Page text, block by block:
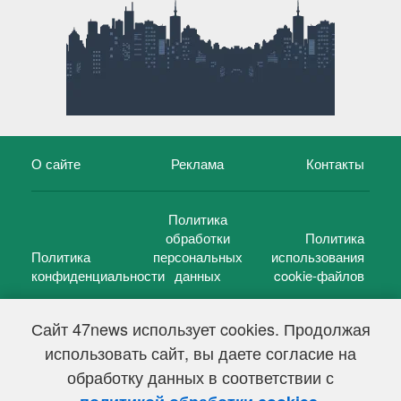
Сайт 47news использует cookies. Продолжая
использовать сайт, вы даете согласие на
обработку данных в соответствии с
О сайте Реклама Контакты
Политика
конфиденциальности
Политика
обработки
персональных
данных
Политика
использования
cookie-файлов
47 новостей (47 news)2005 — 2026 г.
Свидетельство о регистрации СМИ Эл № ФС 77-39848, выдано
Федеральной службой по надзору в сфере связи,